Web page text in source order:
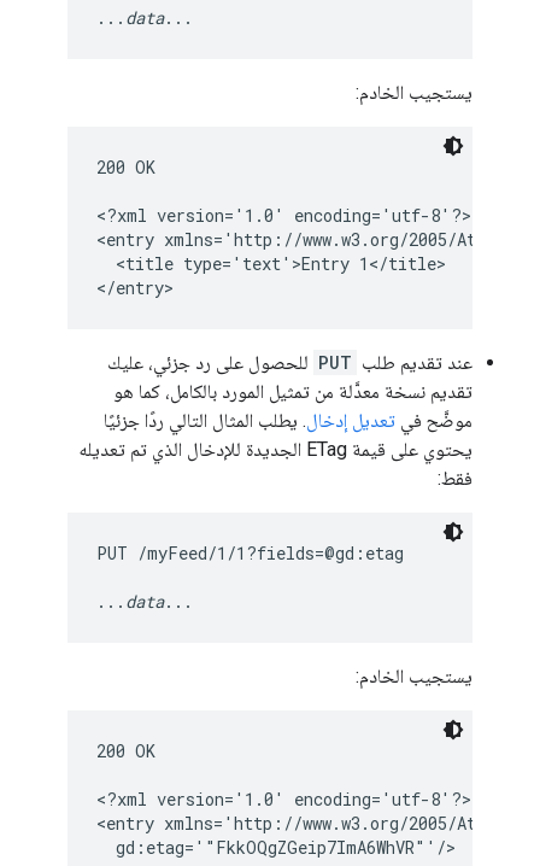
... data
يستجيب الخادم:
200 OK
<?xml version='1.0' encoding='utf-8'?>
<entry xmlns='http://www.w3.org/2005/Atom'>
  <title type='text'>Entry 1</title>
</entry>
عند تقديم طلب PUT للحصول على رد جزئي، عليك
تقديم نسخة معدَّلة من تمثيل المورد بالكامل، كما هو
موضَّح في تعديل إدخال. يطلب المثال التالي ردًا جزئيًا
يحتوي على قيمة ETag الجديدة للإدخال الذي تم تعديله
فقط:
PUT /myFeed/1/1?fields=@gd:etag
... data...
يستجيب الخادم:
200 OK
<?xml version='1.0' encoding='utf-8'?>
<entry xmlns='http://www.w3.org/2005/Atom'
  gd:etag='"FkkOQgZGeip7ImA6WhVR"'/>